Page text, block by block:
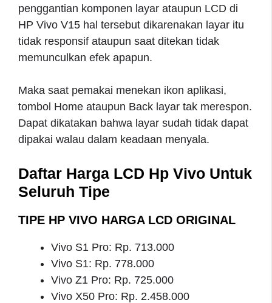
penggantian komponen layar ataupun LCD di
HP Vivo V15 hal tersebut dikarenakan layar itu
tidak responsif ataupun saat ditekan tidak
memunculkan efek apapun.
Maka saat pemakai menekan ikon aplikasi,
tombol Home ataupun Back layar tak merespon.
Dapat dikatakan bahwa layar sudah tidak dapat
dipakai walau dalam keadaan menyala.
Daftar Harga LCD Hp Vivo Untuk
Seluruh Tipe
TIPE HP VIVO HARGA LCD ORIGINAL
Vivo S1 Pro: Rp. 713.000
Vivo S1: Rp. 778.000
Vivo Z1 Pro: Rp. 725.000
Vivo X50 Pro: Rp. 2.458.000